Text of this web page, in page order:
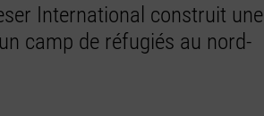
International construit une
camp de réfugiés au nord-